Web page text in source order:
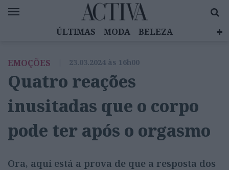
ÚLTIMAS MODA
BELEZA
EMOÇÕES
MULHERES INSPIRADORAS
DIZ QUEM SABE
ACTIVA BRAND STUDIO
EMOÇÕES | 23.03.2024 às 16h00
Quatro reações
inusitadas que o corpo
pode ter após o orgasmo
Ora, aqui está a prova de que a resposta dos